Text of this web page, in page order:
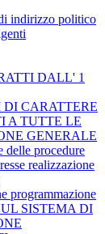
indirizzo politico
DALL' 1
CARATTERE
A TUTTE LE
GENERALE
delle procedure
realizzazione
programmazione
SISTEMA DI